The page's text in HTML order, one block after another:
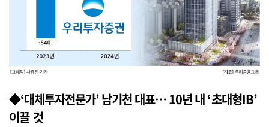
◆‘대체투자전문가’ 남기천 대표… 10년 내 ‘초대형IB’
이끌 것